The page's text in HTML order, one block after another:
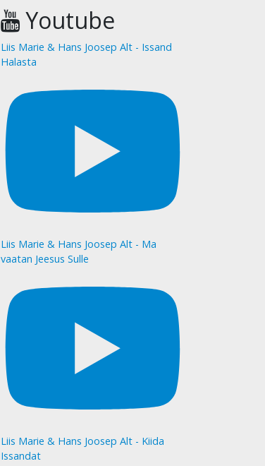
Youtube
Liis Marie & Hans Joosep Alt - Issand
Halasta
Liis Marie & Hans Joosep Alt - Ma
vaatan Jeesus Sulle
Liis Marie & Hans Joosep Alt - Kiida
Issandat